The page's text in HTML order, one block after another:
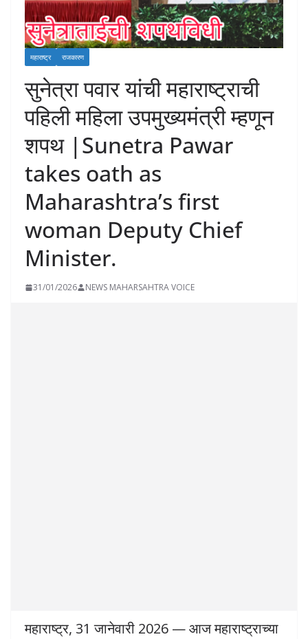
महाराष्ट्र राजकारण
सुनेत्रा पवार यांची महाराष्ट्राची
पहिली महिला उपमुख्यमंत्री म्हणून
शपथ |Sunetra Pawar
takes oath as
Maharashtra’s first
woman Deputy Chief
Minister.
31/01/2026 NEWS MAHARSAHTRA VOICE
महाराष्ट्र, 31 जानेवारी 2026 — आज महाराष्ट्राच्या